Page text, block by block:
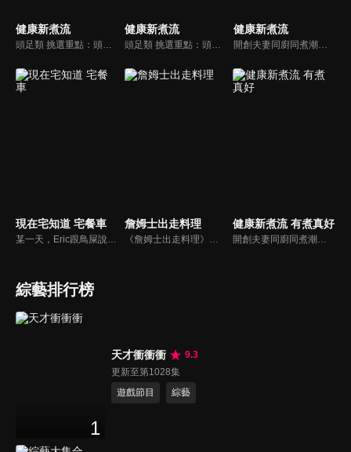
健康新煮流
頭足類 挑選重點：頭足類利用清洗時去除內臟可以降低膽固醇的攝取。挑選雙眼清澈明亮，眼球稍微凸出，肉質結實有彈性為佳。身體具透明感，觸腕或是吸盤一碰到活體就會吸附住便是新鮮的。
健康新煮流
頭足類 挑選重點：頭足類利用清洗時去除內臟可以降低膽固醇的攝取。挑選雙眼清澈明亮，眼球稍微凸出，肉質結實有彈性為佳。身體具透明感，觸腕或是吸盤一碰到活體就會吸附住便是新鮮的。
健康新煮流
開創夫妻同廚同煮潮流的KC夫婦，繼《健康醫食代》後，走出攝影棚，帶大家全台走透透，發掘上帝賞賜的美味食材，內容融合新加坡南洋風和客家純樸味，加上台灣獨特的閩南風情，互相激盪交織出的火花，打造出獨一無二的美食節目。
現在宅知道 宅餐車
某一天，Eric跟鳥屎說：「哎~鳥屎我跟你說吼，我想在麥卡貝樓下開一個Bar.........」因此宅餐車就這麼誕生了！透過實境的拍攝手法，讓大家體驗最真實的餐車日記。跟著鳥屎、大魚走出攝影棚，喚起宅宅們的熱血，做菜給不同角落的人吃。千萬別錯過宅知道全新企劃「宅餐車」吧！
詹姆士出走料理
《詹姆士出走料理》以尋找詹姆士私廚菜單為節目主軸，為了尋找記憶中的美味料理，詹姆士將帶領大家探索市場，品嘗在地美味、尋訪料理達人，並在節目中展現特殊食材的處理方式、嘗試新的醬料或是新的料理作法，製作創意料理(料理教學)，最後在節目片尾時作出一道『詹姆士創意料理』。
健康新煮流 有煮真好
開創夫妻同廚同煮潮流的KC夫婦，繼《健康醫食代》後，走出攝影棚，帶大家全台走透透，發掘上帝賞賜的美味食材，內容融合新加坡南洋風和客家純樸味，加上台灣獨特的閩南風情，互相激盪交織出的火花，打造出獨一無二的美食節目。
綜藝排行榜
1
天才衝衝衝
9.3
更新至第1028集
遊戲節目
綜藝